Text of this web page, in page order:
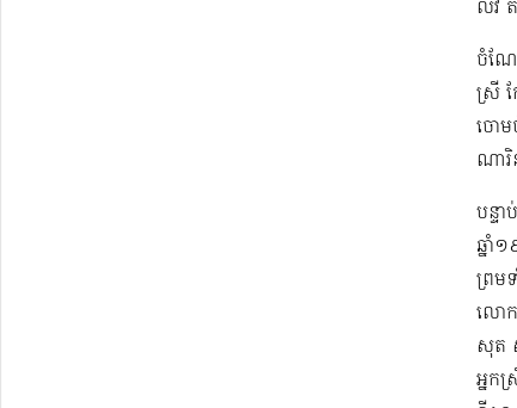
លីវ
ចំណែ
ស្រី
ចោម​
ណារិ
បន្ទ
ឆ្នាំ
ព្រម
លោ
សុត​
អ្នក